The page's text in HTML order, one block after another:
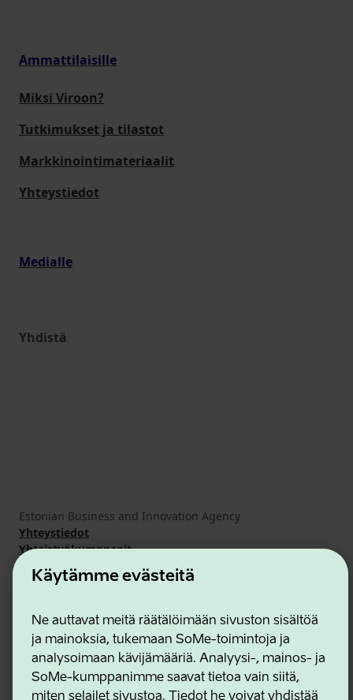
Käytämme evästeitä
Ne auttavat meitä räätälöimään sivuston sisältöä
ja mainoksia, tukemaan SoMe-toimintoja ja
analysoimaan kävijämääriä. Analyysi-, mainos- ja
SoMe-kumppanimme saavat tietoa vain siitä,
miten selailet sivustoa. Tiedot he voivat yhdistää
Ammattilaisille
Miksi Viroon?
Tutkimukset ja tilastot
Markkinointimateriaalit
Yhteystiedot
Medialle
Yhdistä
Estonian Business and Innovation Agency
Yhteystiedot
Yhteistyökumppanit
Käyttöehdot
Eväste- ja tietosuojakäytäntö